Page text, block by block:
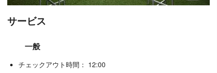
サービス
一般
チェックアウト時間： 12:00